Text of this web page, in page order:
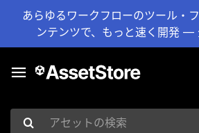
あらゆるワークフローのツール・
ンテンツで、もっと速く開発 —
アセットの検索